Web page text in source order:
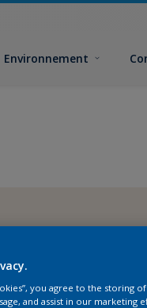
Environnement
you agree to the storing
and assist in our marketing